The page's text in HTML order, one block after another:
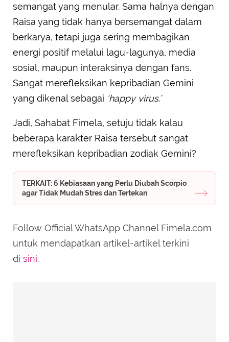
semangat yang menular. Sama halnya dengan
Raisa yang tidak hanya bersemangat dalam
berkarya, tetapi juga sering membagikan
energi positif melalui lagu-lagunya, media
sosial, maupun interaksinya dengan fans.
Sangat merefleksikan kepribadian Gemini
yang dikenal sebagai ‘happy virus.’
Jadi, Sahabat Fimela, setuju tidak kalau
beberapa karakter Raisa tersebut sangat
merefleksikan kepribadian zodiak Gemini?
TERKAIT: 6 Kebiasaan yang Perlu Diubah Scorpio
agar Tidak Mudah Stres dan Tertekan
Follow Official WhatsApp Channel Fimela.com
untuk mendapatkan artikel-artikel terkini
di sini.